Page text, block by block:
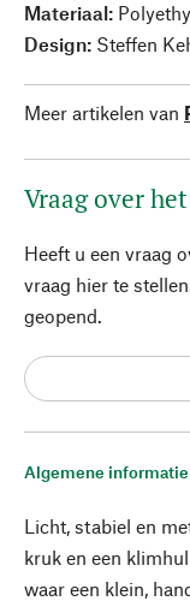
Algemene informatie
Licht, stabiel en
kruk en een
waar een klein,
Materiaal:
Design: Steffen
Meer artikelen van
Vraag over
Heeft u een vraag
vraag hier te
geopend.